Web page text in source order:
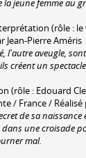
la jeune femme au
(rôle : le
Jean-Pierre Améris
l'autre aveugle,
créent un
(rôle : Edouard
/ France /
de sa
une croisade
mal.